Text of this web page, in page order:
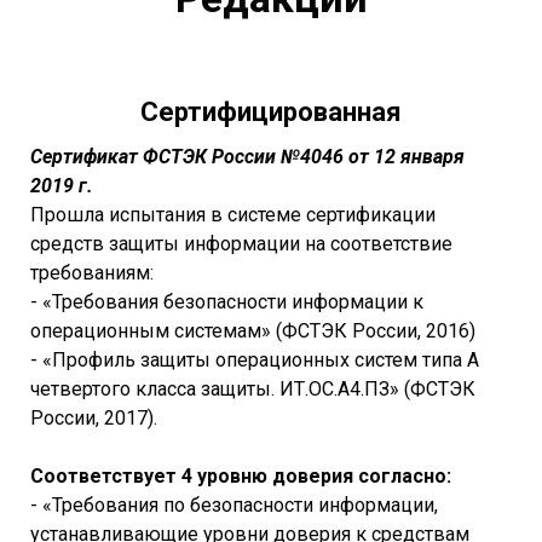
Сертифицированная
Сертификат ФСТЭК России №4046 от 12 января
2019 г.
Прошла испытания в системе сертификации
средств защиты информации на соответствие
требованиям:
- «Требования безопасности информации к
операционным системам» (ФСТЭК России, 2016)
- «Профиль защиты операционных систем типа А
четвертого класса защиты. ИТ.ОС.А4.ПЗ» (ФСТЭК
России, 2017).
Соответствует 4 уровню доверия согласно:
- «Требования по безопасности информации,
устанавливающие уровни доверия к средствам